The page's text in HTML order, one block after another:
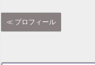
プロフィール